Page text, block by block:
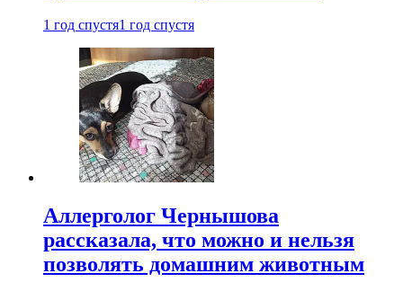
1 год спустя1 год спустя
Аллерголог Чернышова
рассказала, что можно и нельзя
позволять домашним животным